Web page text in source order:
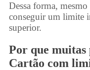
Dessa forma,
conseguir um limite
superior.
Por que muitas
Cartão com